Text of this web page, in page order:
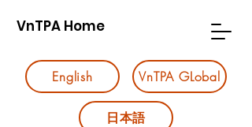
VnTPA Home
English VnTPA GLobal
日本語